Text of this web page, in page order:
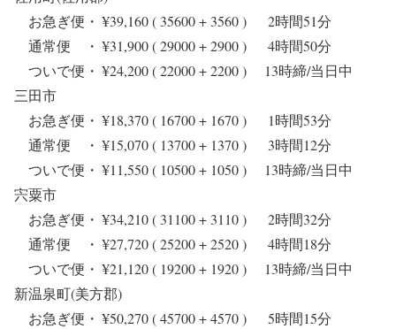
お急ぎ便・ ¥39,160 ( 35600 + 3560 ) 2時間51分
通常便 ・ ¥31,900 ( 29000 + 2900 ) 4時間50分
ついで便・ ¥24,200 ( 22000 + 2200 ) 13時締/当日中
三田市
お急ぎ便・ ¥18,370 ( 16700 + 1670 ) 1時間53分
通常便 ・ ¥15,070 ( 13700 + 1370 ) 3時間12分
ついで便・ ¥11,550 ( 10500 + 1050 ) 13時締/当日中
宍粟市
お急ぎ便・ ¥34,210 ( 31100 + 3110 ) 2時間32分
通常便 ・ ¥27,720 ( 25200 + 2520 ) 4時間18分
ついで便・ ¥21,120 ( 19200 + 1920 ) 13時締/当日中
新温泉町(美方郡)
お急ぎ便・ ¥50,270 ( 45700 + 4570 ) 5時間15分